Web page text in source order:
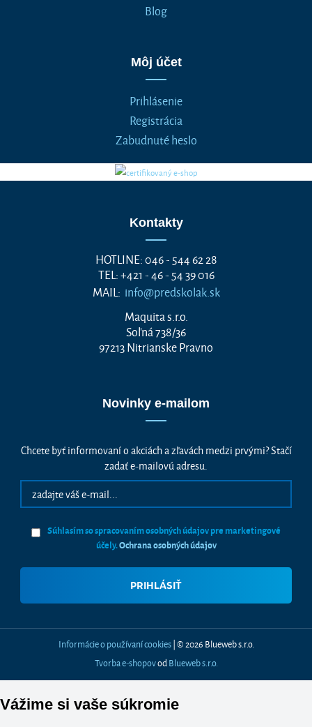
Blog
Môj účet
Prihlásenie
Registrácia
Zabudnuté heslo
Kontakty
HOTLINE: 046 - 544 62 28
TEL: +421 - 46 - 54 39 016
MAIL: info@predskolak.sk
Maquita s.r.o.
Soľná 738/36
97213 Nitrianske Pravno
Novinky e-mailom
Chcete byť informovaní o akciách a zľavách medzi prvými? Stačí
zadať e-mailovú adresu.
Súhlasím so spracovaním osobných údajov pre marketingové
účely.Ochrana osobných údajov
Informácie o používaní cookies| © 2026 Blueweb s.r.o.
Tvorba e-shopovod Blueweb s.r.o.
Vážime si vaše súkromie